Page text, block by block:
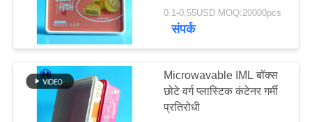
रहा है
0.1-0.55USD MOQ:20000pcs
संपर्क
Microwavable IML बॉक्स
छोटे वर्ग प्लास्टिक कंटेनर गर्मी
प्रतिरोधी